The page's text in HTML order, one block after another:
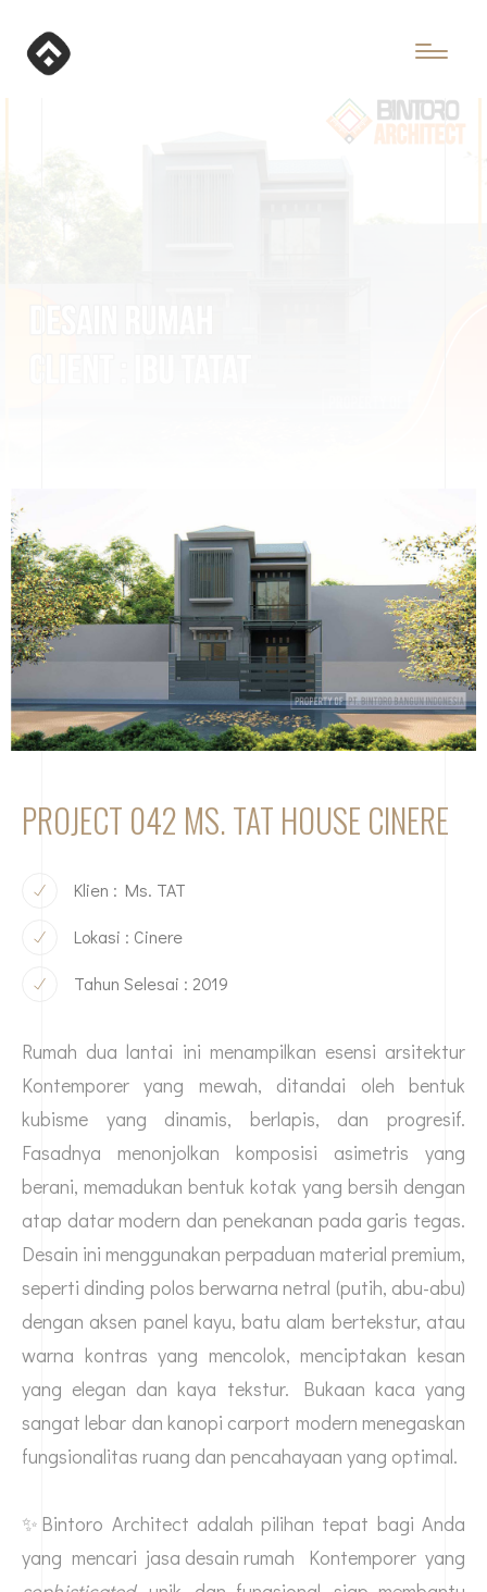
PROJECT 042 MS. TAT HOUSE CINERE
Klien : Ms. TAT
Lokasi : Cinere
Tahun Selesai : 2019
Rumah dua lantai ini menampilkan esensi arsitektur
Kontemporer yang mewah, ditandai oleh bentuk
kubisme yang dinamis, berlapis, dan progresif.
Fasadnya menonjolkan komposisi asimetris yang
berani, memadukan bentuk kotak yang bersih dengan
atap datar modern dan penekanan pada garis tegas.
Desain ini menggunakan perpaduan material premium,
seperti dinding polos berwarna netral (putih, abu-abu)
dengan aksen panel kayu, batu alam bertekstur, atau
warna kontras yang mencolok, menciptakan kesan
yang elegan dan kaya tekstur. Bukaan kaca yang
sangat lebar dan kanopi carport modern menegaskan
fungsionalitas ruang dan pencahayaan yang optimal.
✨Bintoro Architect adalah pilihan tepat bagi Anda
yang mencari jasa desain rumah Kontemporer yang